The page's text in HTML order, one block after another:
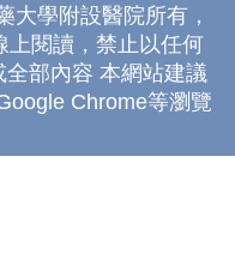
大學附設醫院所有，
上閱讀，禁止以任何
部內容 本網站建議
Chrome等瀏覽